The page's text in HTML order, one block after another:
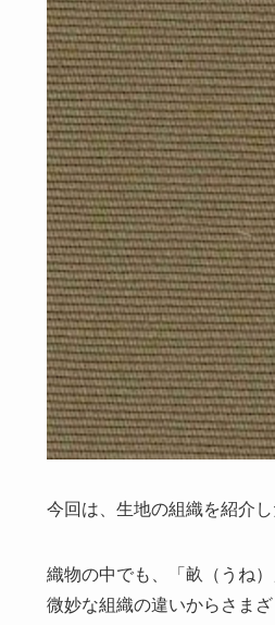
今回は、生地の組織を紹介
織物の中でも、「畝（うね
微妙な組織の違いからさま